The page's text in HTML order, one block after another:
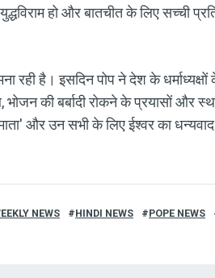
हो और बातचीत के लिए सच्ची
रही है। इसदिन पोप ने देश के
की बर्बादी रोकने के प्रयासों और
और उन सभी के लिए ईश्वर का
NEWS HINDI NEWS POPE NEWS